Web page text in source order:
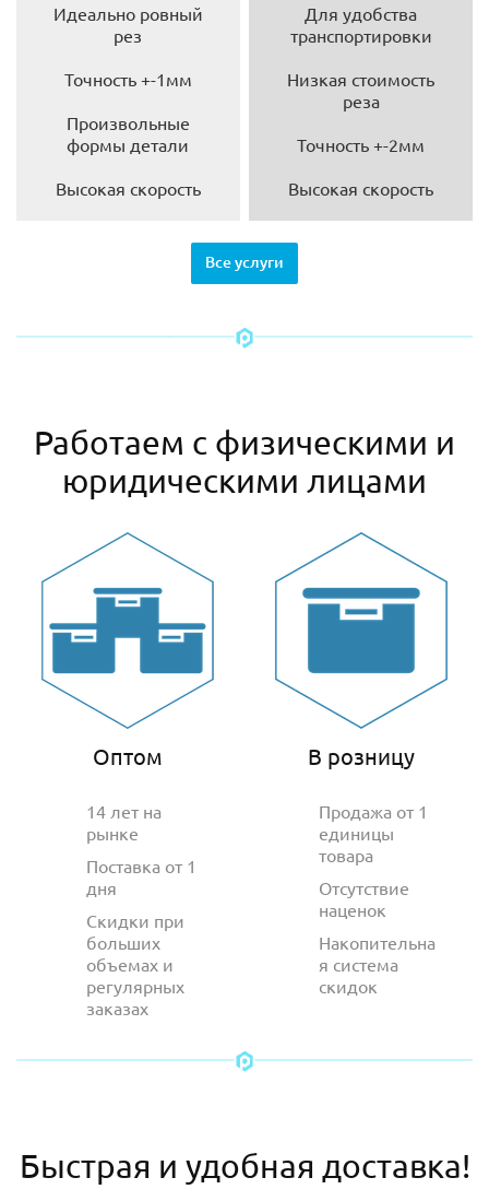
Идеально ровный
рез
Точность +-1мм
Произвольные
формы детали
Высокая скорость
Для удобства
транспортировки
Низкая стоимость
реза
Точность +-2мм
Высокая скорость
Все услуги
Работаем с физическими и
юридическими лицами
Оптом
14 лет на
рынке
Поставка от 1
дня
Скидки при
больших
объемах и
регулярных
заказах
В розницу
Продажа от 1
единицы
товара
Отсутствие
наценок
Накопительна
я система
скидок
Быстрая и удобная доставка!